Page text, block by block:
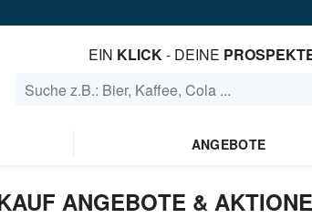
EIN KLICK- DEINE
ANGEBOTE
ANGEBOTE &